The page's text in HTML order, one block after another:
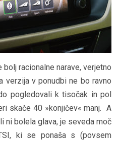
racionalne narave, verjetno
verzija v ponudbi ne bo ravno
pogledovali k tisočak in pol
skače 40 »konjičev« manj. A
ni bolela glava, je seveda moč
ki se ponaša s (povsem